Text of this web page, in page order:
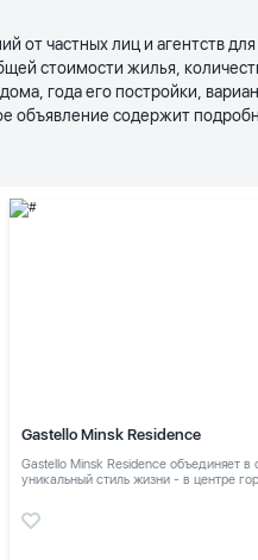
от частных лиц и агентств
стоимости жилья,
года его постройки,
содержит
Gastello Minsk Residence
Gastello Minsk Residence объединяет в
уникальный стиль жизни - в центре